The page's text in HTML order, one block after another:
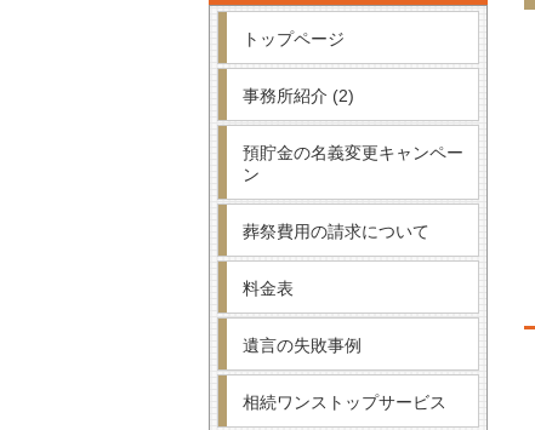
トップページ
事務所紹介 (2)
預貯金の名義変更キャンペー
ン
葬祭費用の請求について
料金表
遺言の失敗事例
相続ワンストップサービス